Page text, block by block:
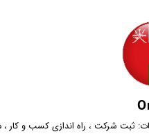
ثبت شركت ، راه اندازی كسب و كار